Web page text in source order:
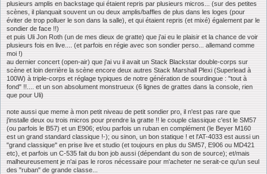
plusieurs amplis en backstage qui étaient repris par plusieurs micros... (sur des petites
scènes, il planquait souvent un ou deux amplis/baffles de plus dans les loges (pour
éviter de trop polluer le son dans la salle), et qui étaient repris (et mixé) également par le
sondier de face !!)
et puis Uli Jon Roth (un de mes dieux de gratte) que j'ai eu le plaisir et la chance de voir
plusieurs fois en live.... (et parfois en régie avec son sondier perso... allemand comme
moi !)
au dernier concert (open-air) que j'ai vu il avait un Stack Blackstar double-corps sur
scène et loin derrière la scène encore deux autres Stack Marshall Plexi (Superlead à
100W) à triple-corps et réglage typiques de notre génération de sourdingue : "tout à
fond" !!.... et un son absolument monstrueux (6 lignes de grattes dans la console, rien
que pour Uli)
note aussi que meme à mon petit niveau de petit sondier pro, il n'est pas rare que
j'installe deux ou trois micros pour prendre la gratte !! le couple classique c'est le SM57
(ou parfois le B57) et un E906; et/ou parfois un ruban en complément (le Beyer M160
est un grand standard classique !-); ou sinon, un bon statique ! et l'AT-4033 est aussi un
"grand classique" en prise live et studio (et toujours en plus du SM57, E906 ou MD421
etc), et parfois un C-535 fait du bon job aussi (dépendant du son de source); et/mais
malheureusement je n'ai pas le roros nécessaire pour m'acheter ne serait-ce qu'un seul
des "ruban" de grande classe...